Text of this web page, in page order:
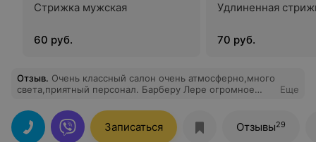
Стрижка мужская
60 руб.
Удлиненная
70 руб.
Отзыв. Очень классный салон очень атмосферно,много
света,приятный персонал. Барберу Лере огромное
Еще
Записаться Отзывы29